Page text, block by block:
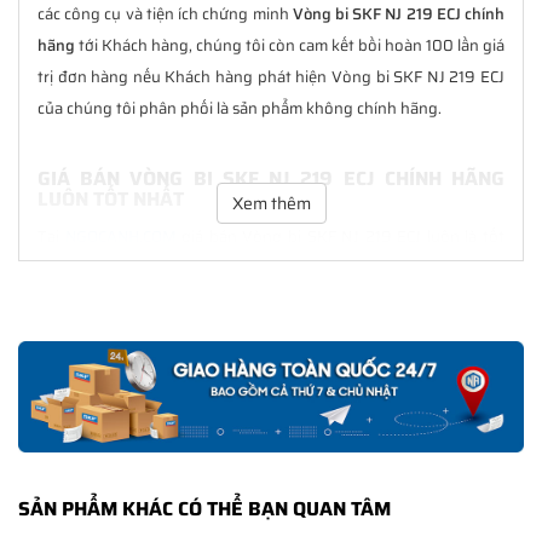
các công cụ và tiện ích chứng minhVòng bi SKF NJ 219 ECJ chính
hãngtới Khách hàng, chúng tôi còn cam kết bồi hoàn 100 lần giá
trị đơn hàng nếu Khách hàng phát hiện Vòng bi SKF NJ 219 ECJ
của chúng tôi phân phối là sản phẩm không chính hãng.
GIÁ BÁN VÒNG BI SKF NJ 219 ECJ CHÍNH HÃNG
nhất với nhiều ưu đãi kèm theo và các dịch vụ hẫu mãi sau bán
CHẾ ĐỘ BẢO HÀNH VÒNG BI SKF NJ 219 ECJ CHÍNH
HÃNG
Tất cả các sản phẩm SKF chính hãng doSKF Ngọc Anhphân
phối đều được bảo hành chính hãng theo đúng tiêu chuẩn bảo
hành của nhà sản xuất.
Xem thêm
SẢN PHẨM KHÁC CÓ THỂ BẠN QUAN TÂM